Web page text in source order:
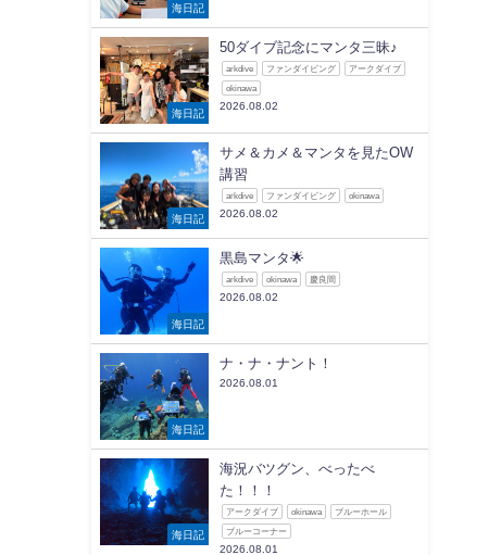
海日記
海日記
50ダイブ記念にマンタ三昧♪
arkdive ファンダイビング アークダイブ
okinawa
2026.08.02
海日記
サメ＆カメ＆マンタを見たOW
講習
arkdive ファンダイビング okinawa
2026.08.02
海日記
黒島マンタ🌟
arkdive okinawa 慶良間
2026.08.02
海日記
ナ・ナ・ナント！
2026.08.01
海日記
海況バツグン、べったべ
た！！！
アークダイブ okinawa ブルーホール
ブルーコーナー
2026.08.01